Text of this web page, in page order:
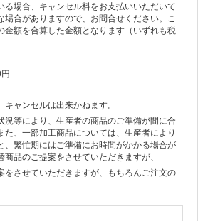
る場合、キャンセル料をお支払いいただいて
場合がありますので、お問合せください。こ
金額を合算した金額となります（いずれも税
ャンセルは出来かねます。
況等により、生産者の商品のご準備が間に合
た、一部加工商品については、生産者により
、繁忙期にはご準備にお時間がかかる場合が
品のご提案をさせていただきますが、
をさせていただきますが、もちろんご注文の